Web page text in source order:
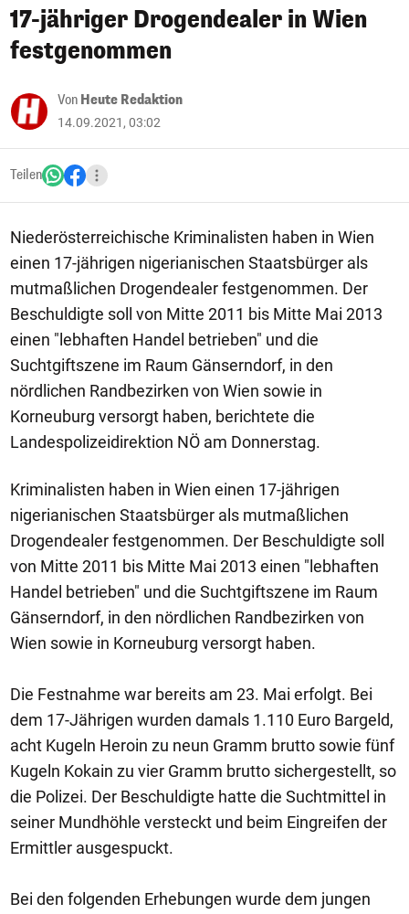
17-jähriger Drogendealer in Wien
festgenommen
Von Heute Redaktion
14.09.2021, 03:02
Teilen
Niederösterreichische Kriminalisten haben in Wien
einen 17-jährigen nigerianischen Staatsbürger als
mutmaßlichen Drogendealer festgenommen. Der
Beschuldigte soll von Mitte 2011 bis Mitte Mai 2013
einen "lebhaften Handel betrieben" und die
Suchtgiftszene im Raum Gänserndorf, in den
nördlichen Randbezirken von Wien sowie in
Korneuburg versorgt haben, berichtete die
Landespolizeidirektion NÖ am Donnerstag.
Kriminalisten haben in Wien einen 17-jährigen
nigerianischen Staatsbürger als mutmaßlichen
Drogendealer festgenommen. Der Beschuldigte soll
von Mitte 2011 bis Mitte Mai 2013 einen "lebhaften
Handel betrieben" und die Suchtgiftszene im Raum
Gänserndorf, in den nördlichen Randbezirken von
Wien sowie in Korneuburg versorgt haben.
Die Festnahme war bereits am 23. Mai erfolgt. Bei
dem 17-Jährigen wurden damals 1.110 Euro Bargeld,
acht Kugeln Heroin zu neun Gramm brutto sowie fünf
Kugeln Kokain zu vier Gramm brutto sichergestellt, so
die Polizei. Der Beschuldigte hatte die Suchtmittel in
seiner Mundhöhle versteckt und beim Eingreifen der
Ermittler ausgespuckt.
Bei den folgenden Erhebungen wurde dem jungen